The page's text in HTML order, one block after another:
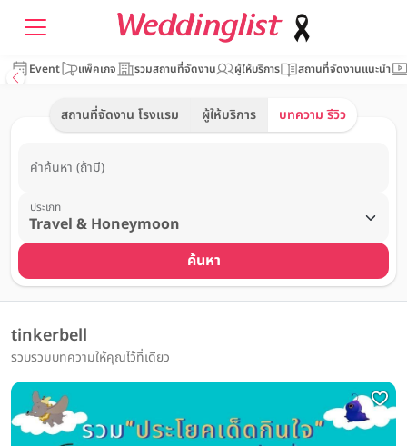
Event แพ็คเกจ รวมสถานที่จัดงาน ผู้ให้บริการ สถานที่จัดงานแนะนำ
สถานที่จัดงาน โรงแรม ผู้ให้บริการ บทความ รีวิว
คำค้นหา (ถ้ามี)
ประเภท
ค้นหา
tinkerbell
รวบรวมบทความให้คุณไว้ที่เดียว